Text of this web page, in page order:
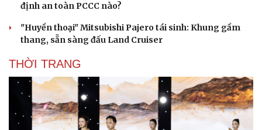
định an toàn PCCC nào?
"Huyền thoại" Mitsubishi Pajero tái sinh: Khung gầm
thang, sẵn sàng đấu Land Cruiser
THỜI TRANG